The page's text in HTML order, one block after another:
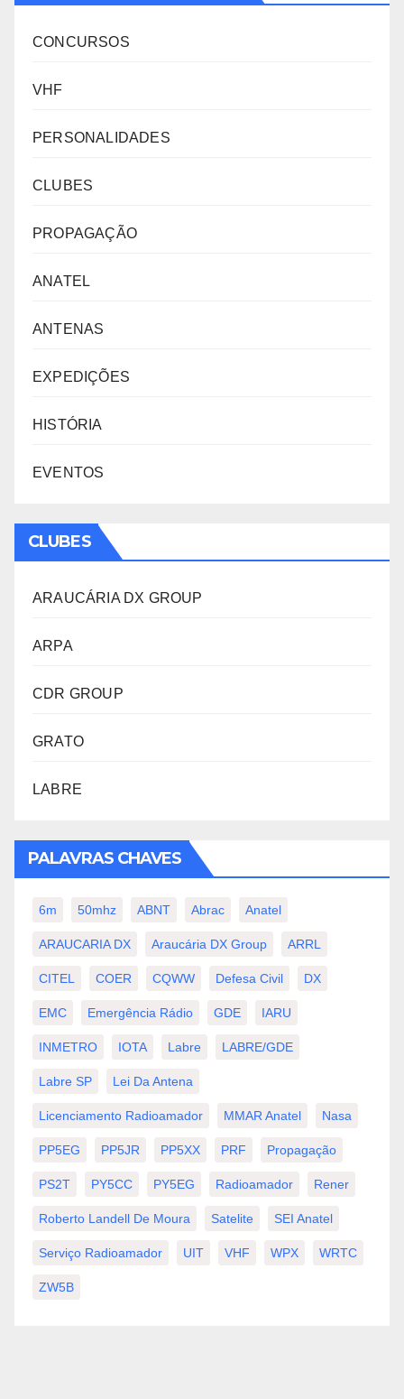
CONCURSOS
VHF
PERSONALIDADES
CLUBES
PROPAGAÇÃO
ANATEL
ANTENAS
EXPEDIÇÕES
HISTÓRIA
EVENTOS
CLUBES
ARAUCÁRIA DX GROUP
ARPA
CDR GROUP
GRATO
LABRE
PALAVRAS CHAVES
6m 50mhz ABNT Abrac Anatel
ARAUCARIA DX Araucária DX Group ARRL
CITEL COER CQWW Defesa Civil DX
EMC Emergência Rádio GDE IARU
INMETRO IOTA Labre LABRE/GDE
Labre SP Lei Da Antena
Licenciamento Radioamador MMAR Anatel Nasa
PP5EG PP5JR PP5XX PRF Propagação
PS2T PY5CC PY5EG Radioamador Rener
Roberto Landell De Moura Satelite SEI Anatel
Serviço Radioamador UIT VHF WPX WRTC
ZW5B